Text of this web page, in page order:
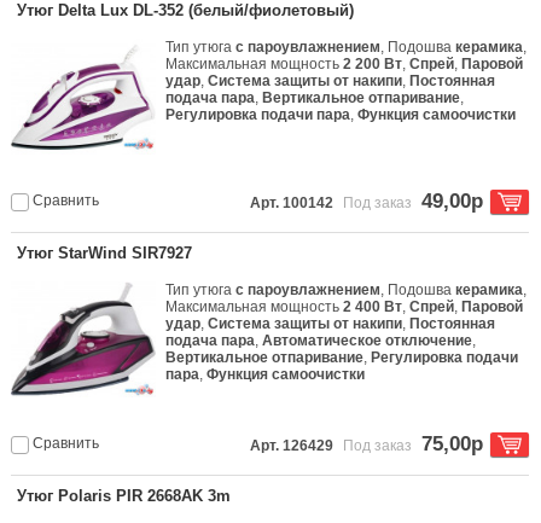
Утюг Delta Lux DL-352 (белый/фиолетовый)
Тип утюгас пароувлажнением, Подошвакерамика,
Максимальная мощность2 200 Вт,Спрей, Паровой
удар,Система защиты от накипи, Постоянная
подача пара, Вертикальное отпаривание,
Регулировка подачи пара,Функция самоочистки
Сравнить Арт. 100142 Под заказ 49,00р
Утюг StarWind SIR7927
Тип утюгас пароувлажнением, Подошвакерамика,
Максимальная мощность2 400 Вт,Спрей, Паровой
удар,Система защиты от накипи, Постоянная
подача пара,Автоматическое отключение,
Вертикальное отпаривание, Регулировка подачи
пара,Функция самоочистки
Сравнить Арт. 126429 Под заказ 75,00р
Утюг Polaris PIR 2668AK 3m